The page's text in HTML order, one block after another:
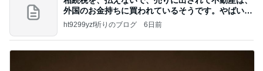
外国のお金持ちに買われているそうです。やばいで
すよ
ht9299yzf祈りのブログ 6日前